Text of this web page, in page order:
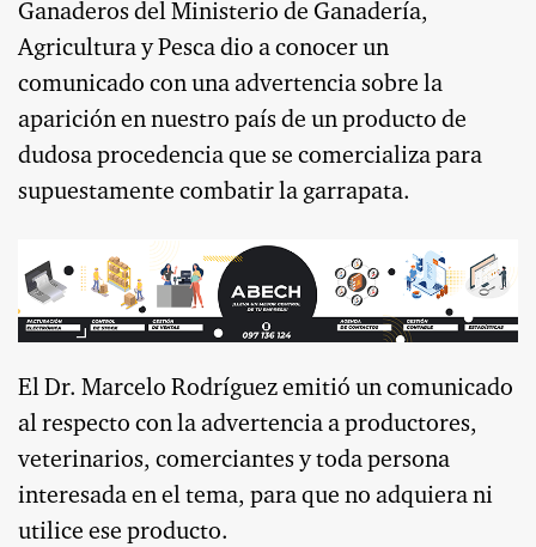
Ganaderos del Ministerio de Ganadería,
Agricultura y Pesca dio a conocer un
comunicado con una advertencia sobre la
aparición en nuestro país de un producto de
dudosa procedencia que se comercializa para
supuestamente combatir la garrapata.
El Dr. Marcelo Rodríguez emitió un comunicado
al respecto con la advertencia a productores,
veterinarios, comerciantes y toda persona
interesada en el tema, para que no adquiera ni
utilice ese producto.